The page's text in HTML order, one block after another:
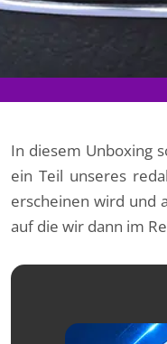
In diesem Unboxing
ein Teil unseres
erscheinen wird und
auf die wir dann im